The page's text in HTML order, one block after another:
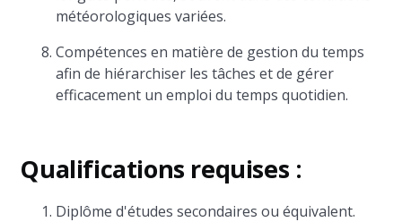
météorologiques variées.
Compétences en matière de gestion du temps
afin de hiérarchiser les tâches et de gérer
efficacement un emploi du temps quotidien.
Qualifications requises :
Diplôme d'études secondaires ou équivalent.